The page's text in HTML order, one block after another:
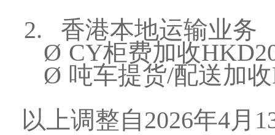
2.
香港本地运输业务
Ø CY柜费加收
Ø 吨车提货/配送加收
以上调整自2026年4月